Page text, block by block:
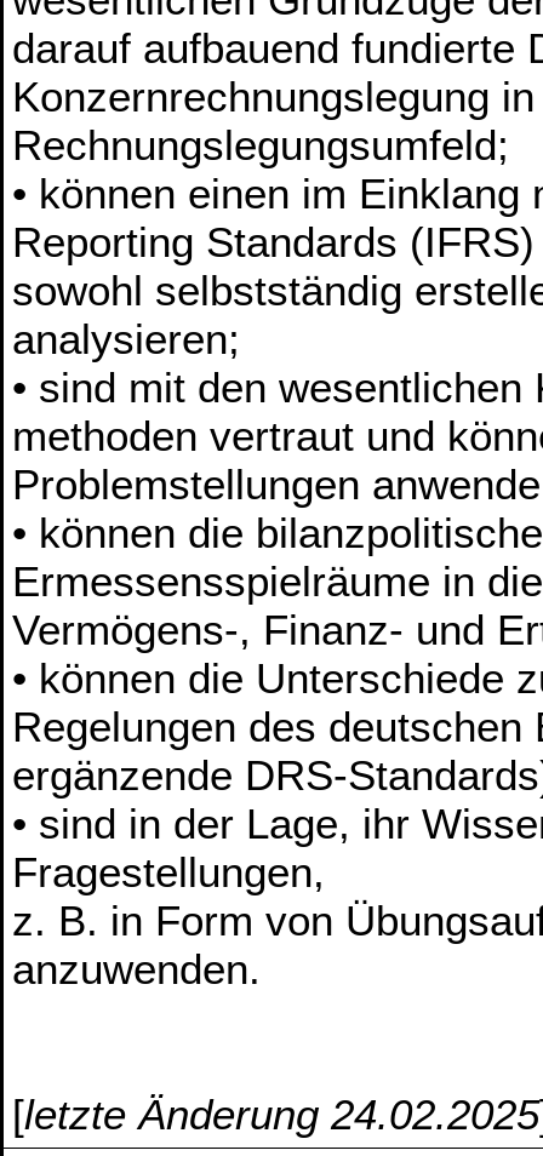
darauf aufbauend fundierte
Konzernrechnungslegung
Rechnungslegungsumfeld;
• können einen im
Reporting Standards
sowohl selbstständig
analysieren;
• sind mit den
methoden vertraut und
Problemstellungen
• können die
Ermessensspielräume in
Vermögens-, Finanz- und
• können die Unterschiede
Regelungen des
ergänzende DRS-
• sind in der Lage, ihr
Fragestellungen,
z. B. in Form von
anzuwenden.
[letzte Änderung 24.02.2025